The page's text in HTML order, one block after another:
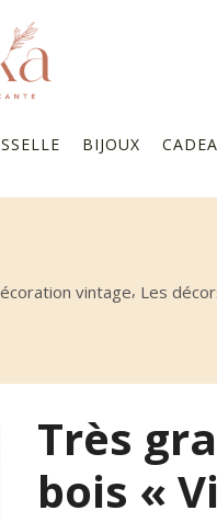
BIJOUX
vintage, Les
Très
bois «